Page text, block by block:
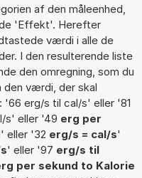
af den måleenhed,
'Effekt'. Herefter
værdi i alle de
I den resulterende liste
den omregning, som du
den værdi, der skal
erg/s til cal/s' eller '81
s' eller '49 erg per
' eller '32 erg/s = cal/s'
' eller '97 erg/s til
per sekund to Kalorie